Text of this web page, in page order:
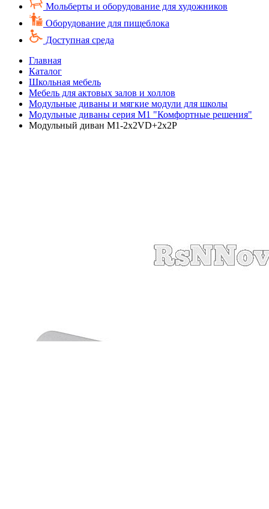
Мольберты и оборудование для художников
Оборудование для пищеблока
Доступная среда
Главная
Каталог
Школьная мебель
Мебель для актовых залов и холлов
Модульные диваны и мягкие модули для школы
Модульные диваны серия М1 "Комфортные решения"
Модульный диван M1-2x2VD+2x2P